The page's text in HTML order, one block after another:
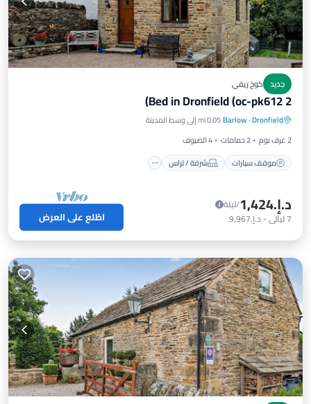
جديد كوخ ريفي
2 Bed in Dronfield (oc-pk612)
Dronfield
·
Barlow0.05 mi إلى وسط المدينة
2 غرف نوم
2 حمامات
4 الضيوف
موقف سيارات
شرفة / تراس
موقف سيارات شرفة / تراس
إنترنت
د.إ.‏1,424
/ليلة
7ليالي- د.إ.‏9,967 اطّلع على العرض